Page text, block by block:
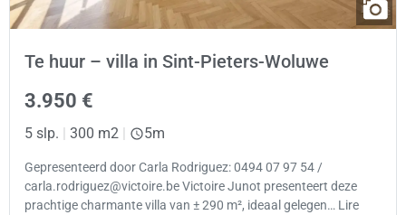
Te huur – villa in Sint-Pieters-Woluwe
3.950 €
5 slp. | 300 m2 | 5m
Gepresenteerd door Carla Rodriguez: 0494 07 97 54 /
carla.rodriguez@victoire.be Victoire Junot presenteert deze
prachtige charmante villa van ± 290 m², ideaal gelegen… Lire